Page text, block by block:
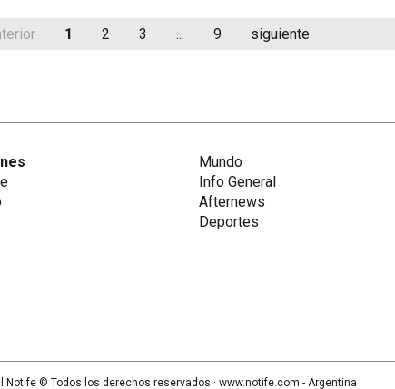
1 2 3 ... 9 siguiente
Mundo
Info General
Afternews
Deportes
Notife© Todos los derechos reservados.· www.notife.com - Argentina